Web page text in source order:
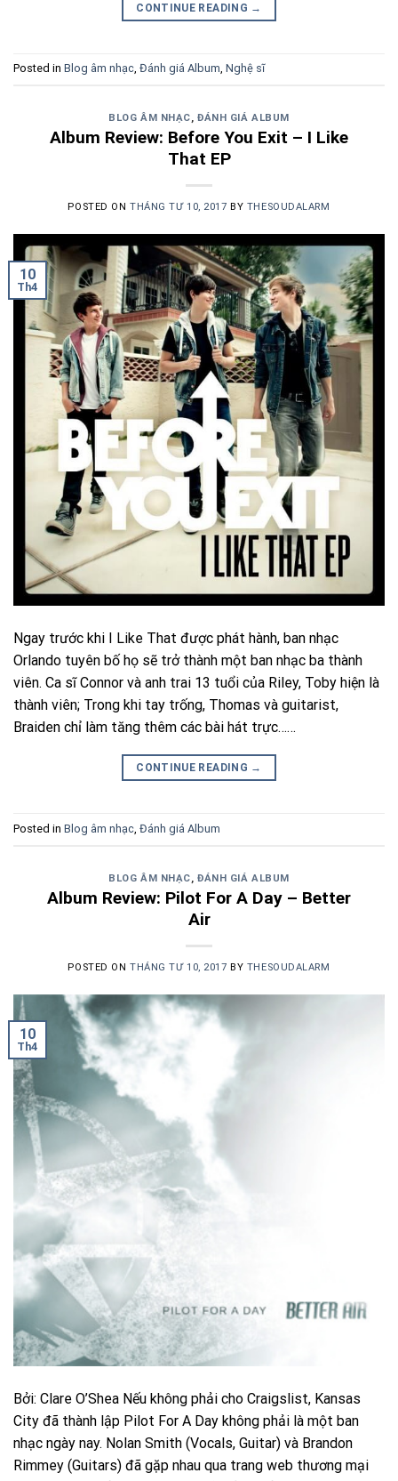
CONTINUE READING →
Posted in Blog âm nhạc, Đánh giá Album, Nghệ sĩ
BLOG ÂM NHẠC, ĐÁNH GIÁ ALBUM
Album Review: Before You Exit – I Like
That EP
POSTED ONTHÁNG TƯ 10, 2017 BY THESOUDALARM
10
Th4
Ngay trước khi I Like That được phát hành, ban nhạc
Orlando tuyên bố họ sẽ trở thành một ban nhạc ba thành
viên. Ca sĩ Connor và anh trai 13 tuổi của Riley, Toby hiện là
thành viên; Trong khi tay trống, Thomas và guitarist,
Braiden chỉ làm tăng thêm các bài hát trực……
CONTINUE READING →
Posted in Blog âm nhạc Đánh giá Album
BLOG ÂM NHẠC ĐÁNH GIÁ ALBUM
Album Review: Pilot For A Day – Better
Air
POSTED ONTHÁNG TƯ 10, 2017 BY THESOUDALARM
10
Th4
Bởi: Clare O’Shea Nếu không phải cho Craigslist, Kansas
City đã thành lập Pilot For A Day không phải là một ban
nhạc ngày nay. Nolan Smith (Vocals, Guitar) và Brandon
Rimmey (Guitars) đã gặp nhau qua trang web thương mại